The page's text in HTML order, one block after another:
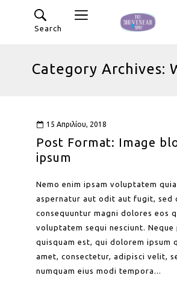
Search
Category Archives:
15 Απριλίου, 2018
Post Format: Image
ipsum
Nemo enim ipsam voluptatem
aspernatur aut odit aut fugit, sed
consequuntur magni dolores eos
voluptatem sequi nesciunt. Neque
quisquam est, qui dolorem ipsum
amet, consectetur, adipisci velit,
numquam eius modi tempora...